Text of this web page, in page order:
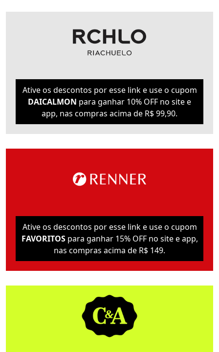
Ative os descontos por esse link e use o cupom
DAICALMON para ganhar 10% OFF no site e
app, nas compras acima de R$ 99,90.
Ative os descontos por esse link e use o cupom
FAVORITOSpara ganhar 15% OFF no site e app,
nas compras acima de R$ 149.